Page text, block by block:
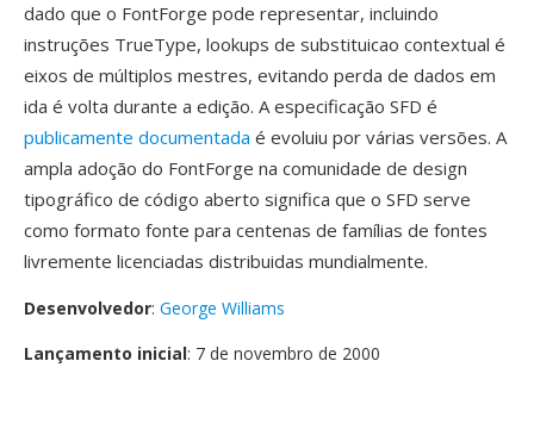
dado que o FontForge pode representar, incluindo
instruções TrueType, lookups de substituicao contextual é
eixos de múltiplos mestres, evitando perda de dados em
ida é volta durante a edição. A especificação SFD é
publicamente documentada é evoluiu por várias versões. A
ampla adoção do FontForge na comunidade de design
tipográfico de código aberto significa que o SFD serve
como formato fonte para centenas de famílias de fontes
livremente licenciadas distribuidas mundialmente.
Desenvolvedor: George Williams
Lançamento inicial: 7 de novembro de 2000